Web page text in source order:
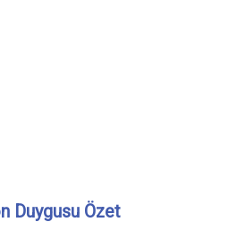
Duygusu Özet